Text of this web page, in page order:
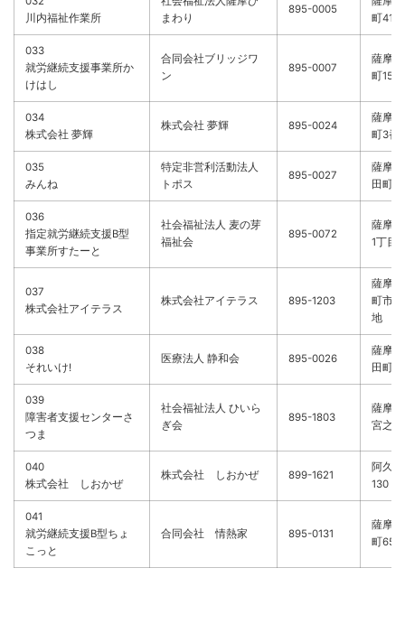
川内福祉作業所
まわり
895-0005
町
033
就労継続支援事業所か
けはし
合同会社ブリッジワ
ン
895-0007
薩摩
町
034
株式会社 夢輝
株式会社 夢輝 895-0024
薩摩
町3番
035
みんね
特定非営利活動法人
トポス
895-0027
薩摩
田町7
036
指定就労継続支援B型
事業所すたーと
社会福祉法人 麦の芽
福祉会
895-0072
薩摩
1丁目
037
株式会社アイテラス
株式会社アイテラス 895-1203
薩摩
町市
地
038
それいけ!
医療法人 静和会 895-0026
薩摩
田町
039
障害者支援センターさ
つま
社会福祉法人 ひいら
ぎ会
895-1803
薩摩
宮之
040
株式会社 しおかぜ
株式会社 しおかぜ 899-1621
阿久
130
041
就労継続支援B型ちょ
こっと
合同会社 情熱家 895-0131
薩摩
町